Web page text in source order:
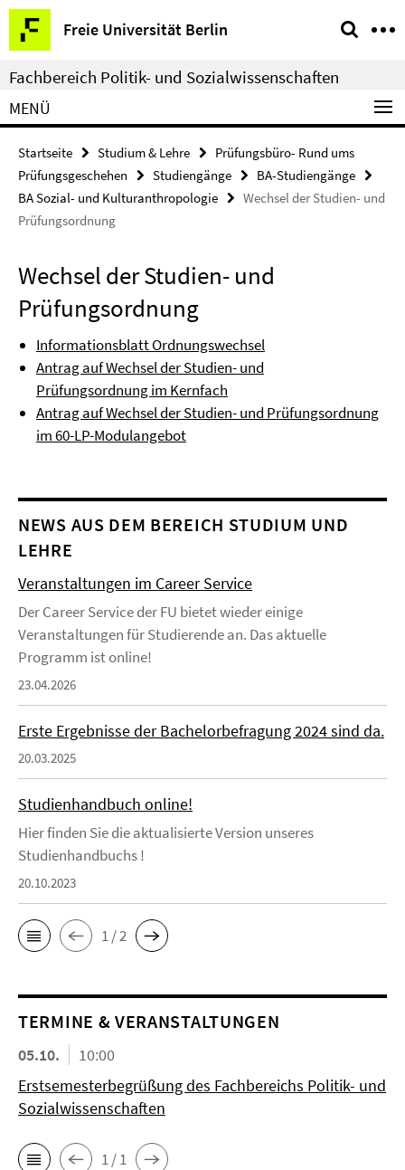
Springe
direkt
zu
Inhalt
Freie Universität Berlin
Service-
Navigation
Fachbereich Politik- und Sozialwissenschaften
MENÜ
Startseite Studium & Lehre
Prüfungsbüro- Rund ums
Prüfungsgeschehen
Studiengänge
BA-Studiengänge
BA Sozial- und Kulturanthropologie
Wechsel der Studien- und
Prüfungsordnung
Wechsel der Studien- und
Prüfungsordnung
Informationsblatt Ordnungswechsel
Antrag auf Wechsel der Studien- und
Prüfungsordnung im Kernfach
Antrag auf Wechsel der Studien- und Prüfungsordnung
im 60-LP-Modulangebot
NEWS AUS DEM BEREICH STUDIUM UND
LEHRE
Veranstaltungen im Career Service
Der Career Service der FU bietet wieder einige
Veranstaltungen für Studierende an. Das aktuelle
Programm ist online!
23.04.2026
Erste Ergebnisse der Bachelorbefragung 2024 sind da.
20.03.2025
Studienhandbuch online!
Hier finden Sie die aktualisierte Version unseres
Studienhandbuchs !
20.10.2023
1 / 2
TERMINE & VERANSTALTUNGEN
05.10.
10:00
Erstsemesterbegrüßung des Fachbereichs Politik- und
Sozialwissenschaften
1 / 1